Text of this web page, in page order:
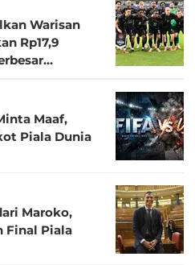
Warisan
Rp17,9
Maaf,
Piala Dunia
Maroko,
Final Piala